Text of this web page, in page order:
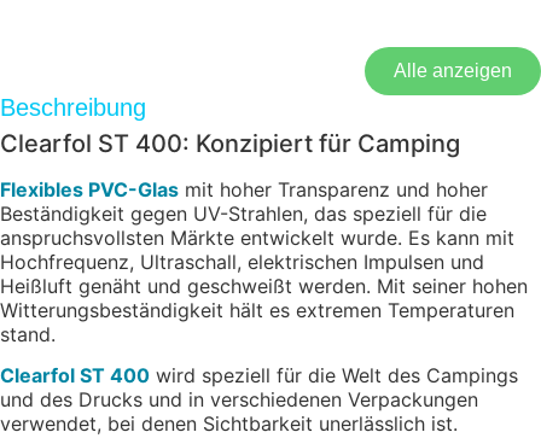
Alle anzeigen
Beschreibung
Clearfol ST 400: Konzipiert für Camping
Flexibles PVC-Glas mit hoher Transparenz und hoher
Beständigkeit gegen UV-Strahlen, das speziell für die
anspruchsvollsten Märkte entwickelt wurde. Es kann mit
Hochfrequenz, Ultraschall, elektrischen Impulsen und
Heißluft genäht und geschweißt werden. Mit seiner hohen
Witterungsbeständigkeit hält es extremen Temperaturen
stand.
Clearfol ST 400 wird speziell für die Welt des Campings
und des Drucks und in verschiedenen Verpackungen
verwendet, bei denen Sichtbarkeit unerlässlich ist.